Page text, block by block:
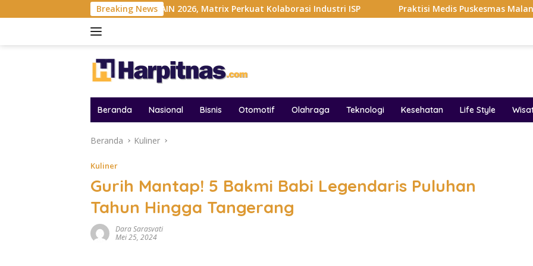
ke
Breaking News
Gelar MAIN 2026, Matrix Perkuat Kolaborasi Industri ISP Praktisi Medis Puskesmas Malang Ikut Ejek
Beranda Nasional Bisnis Otomotif Olahraga Teknologi Kesehatan Life Style
Beranda Kuliner
Kuliner
Gurih Mantap! 5 Bakmi Babi Legendaris Puluhan
Tahun Hingga Tangerang
Dara Sarasvati
Mei 25, 2024